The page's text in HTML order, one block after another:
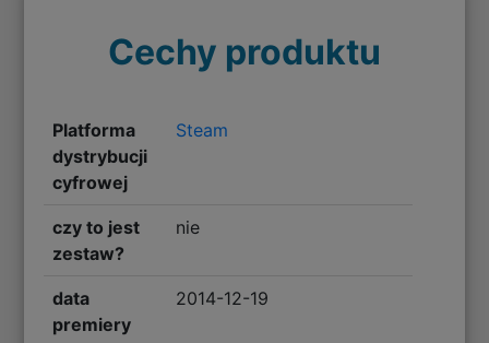
Cechy produktu
Platforma
dystrybucji
cyfrowej
Steam
czy to jest
zestaw?
nie
data
premiery
2014-12-19